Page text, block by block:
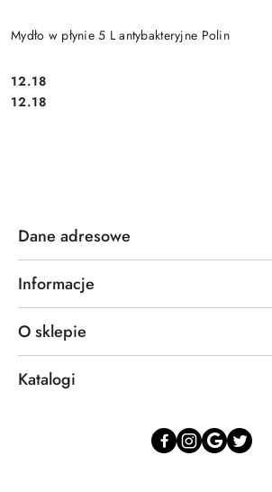
Mydło w płynie 5 L antybakteryjne Polin
Cena:
12.18
Cena:
12.18
Dane adresowe
Informacje
O sklepie
Katalogi